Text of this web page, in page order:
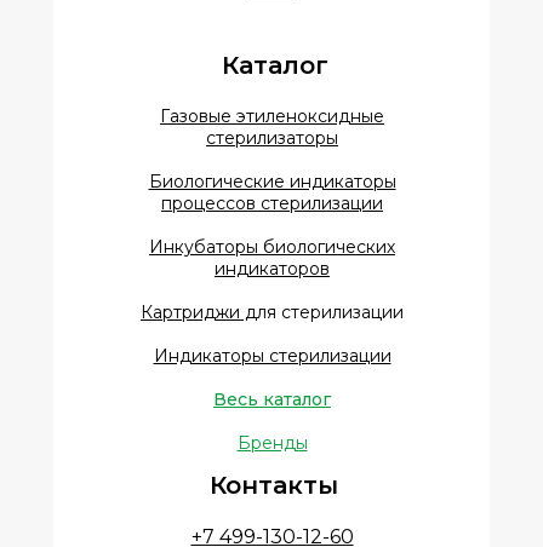
+7 499-130-12-60
Контакты
Каталог
Газовые этиленоксидные
стерилизаторы
Биологические индикаторы
процессов стерилизации
Инкубаторы биологических
индикаторов
Картриджи для стерилизации
Индикаторы стерилизации
Весь каталог
Бренды